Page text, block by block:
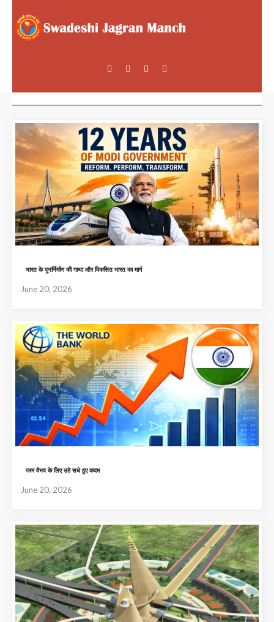
भारत के पुनर्निर्माण की गाथा और विकसित भारत का मार्ग
June 20, 2026
परम वैभव के लिए उठे सधे हुए कदम
June 20, 2026